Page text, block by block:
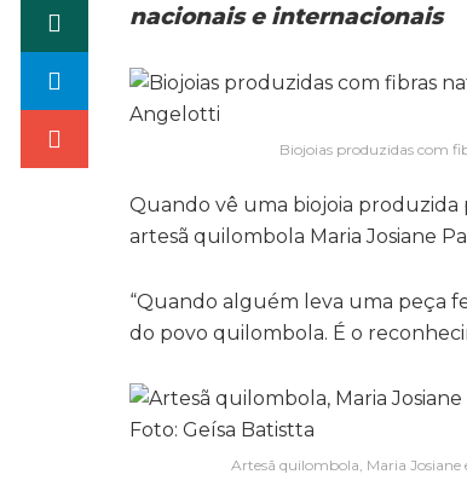
nacionais e internacionais
Biojoias produzidas com
Quando vê uma biojoia produzida
artesã quilombola Maria Josiane
“Quando alguém leva uma peça
do povo quilombola. É o
Artesã quilombola, Maria